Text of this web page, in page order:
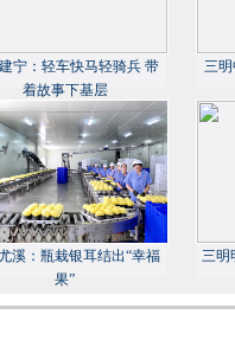
宁：轻车快马轻骑兵 带
着故事下基层
三
溪：瓶栽银耳结出“幸福
果”
三明